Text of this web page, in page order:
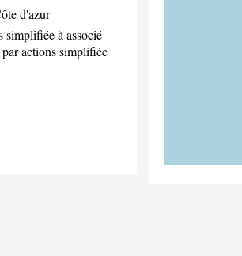
d'azur
simplifiée à associé
actions simplifiée